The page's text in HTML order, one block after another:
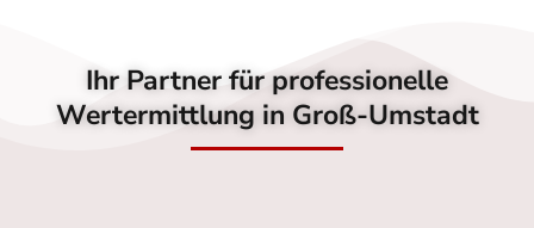
Ihr Partner für professionelle
Wertermittlung in Groß-Umstadt